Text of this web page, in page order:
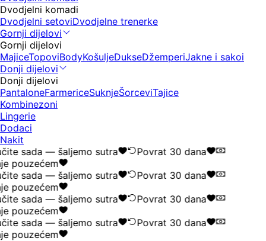
Dvodjelni komadi
Dvodjelni setoviDvodjelne trenerke
Gornji dijelovi
Gornji dijelovi
MajiceTopoviBodyKošuljeDukseDžemperiJakne i sakoi
Donji dijelovi
Donji dijelovi
PantaloneFarmericeSuknjeŠorceviTajice
Kombinezoni
Lingerie
Dodaci
Nakit
sada — šaljemo sutra
Povrat 30 dana
pouzećem
sada — šaljemo sutra
Povrat 30 dana
pouzećem
sada — šaljemo sutra
Povrat 30 dana
pouzećem
sada — šaljemo sutra
Povrat 30 dana
pouzećem